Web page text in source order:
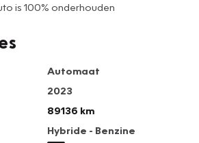
is 100% onderhouden
Automaat
2023
89136 km
Hybride - Benzine